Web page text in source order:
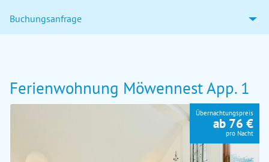
Buchungsanfrage
Ferienwohnung Möwennest App. 1
Übernachtungspreis
ab 76 €
pro Nacht